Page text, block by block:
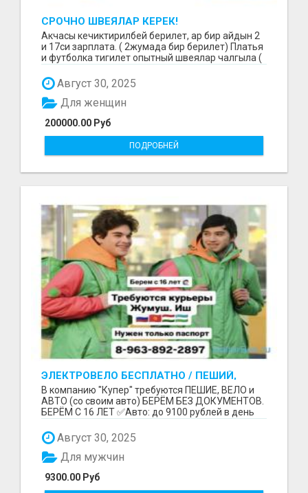
СРОЧНО ШВЕЯЛАР КЕРЕК!
Акчасы кечиктирилбей берилет, ар бир айдын 2
и 17си зарплата. ( 2жумада бир берилет) Платья
и футболка тигилет опытный швеялар чалгыла (
Август 30, 2025
200000.00 Руб
Для женщин
ПОДРОБНЕЙ
ЭЛЕКТРОВЕЛО БЕСПЛАТНО / ПЕШИЙ,
ВЕЛО, АВТО / БЕРЕМ БЕЗ ДОКУМЕНТОВ /
ЛЮБОЙ РАЙОН / С 16 ЛЕТ
В компанию "Купер" требуются ПЕШИЕ, ВЕЛО и
АВТО (со своим авто) БЕРЁМ БЕЗ ДОКУМЕНТОВ.
БЕРЁМ С 16 ЛЕТ ✅Авто: до 9100 рублей в день
Август 30, 2025
9300.00 Руб
Для мужчин